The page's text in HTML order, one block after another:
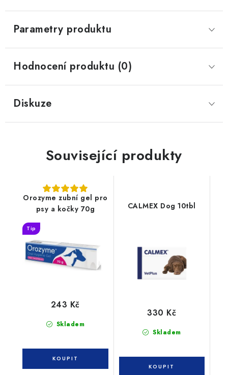
Parametry produktu
Hodnocení produktu (0)
Diskuze
Související produkty
Orozyme zubní gel pro
psy a kočky 70g
Tip
Skladem
243 Kč
CALMEX Dog 10tbl
Skladem
330 Kč